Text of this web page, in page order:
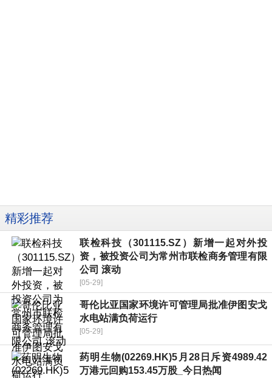
精彩推荐
联检科技（301115.SZ）新增一起对外投
资，被投资公司为常州市联检商务管理有限
公司 滚动
[05-29]
哥伦比亚国家环境许可管理局批准伊图安戈
水电站满负荷运行
[05-29]
药明生物(02269.HK)5月28日斥资4989.42
万港元回购153.45万股_今日热闻